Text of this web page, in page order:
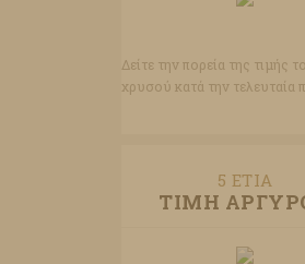
Δείτε την πορεία της τιμής
χρυσού κατά την τελευταία
5 ΕΤΙΑ
ΤΙΜΗ